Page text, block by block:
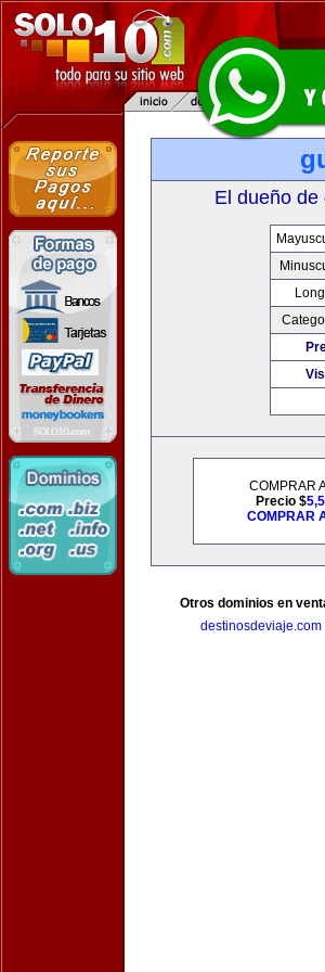
El dueño de
COMPRAR
Precio $
COMPRAR
Otros dominios en
destinosdeviaje.com|